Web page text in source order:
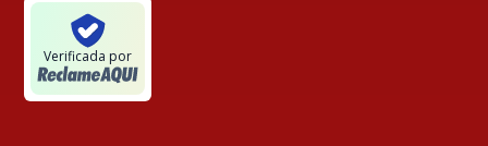
Verificada por